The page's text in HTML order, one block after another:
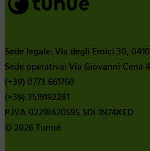
Sede legale: Via degli Ernici 30,
Sede operativa: Via Giovanni Cena
(+39) 0773 661760
(+39) 3519192281
P.IVA 02218620595 SDI 1N74KED
© 2026 Tunué